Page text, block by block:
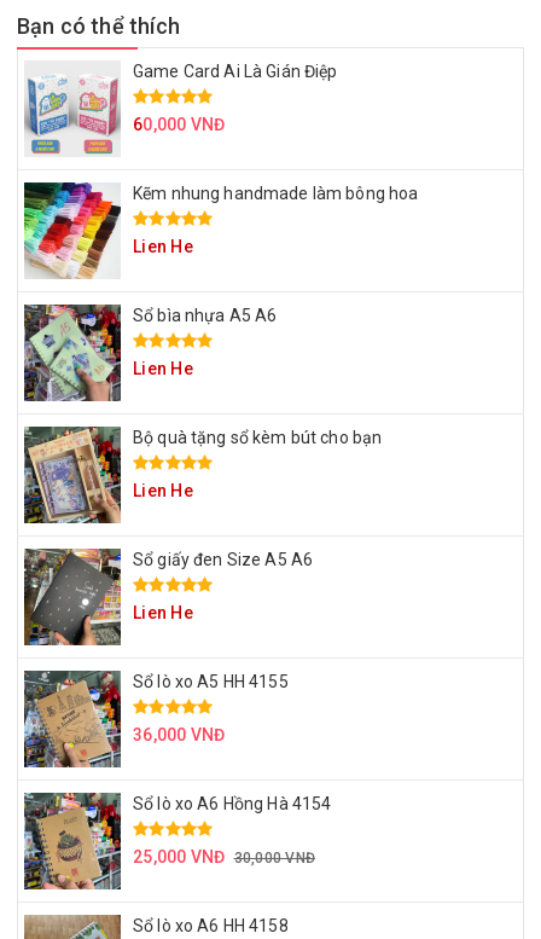
Bạn có thể thích
Game Card Ai Là Gián Điệp
60,000 VNĐ
Kẽm nhung handmade làm bông hoa
Lien He
Sổ bìa nhựa A5 A6
Lien He
Bộ quà tặng sổ kèm bút cho bạn
Lien He
Sổ giấy đen Size A5 A6
Lien He
Sổ lò xo A5 HH 4155
36,000 VNĐ
Sổ lò xo A6 Hồng Hà 4154
25,000 VNĐ 30,000 VNĐ
Sổ lò xo A6 HH 4158